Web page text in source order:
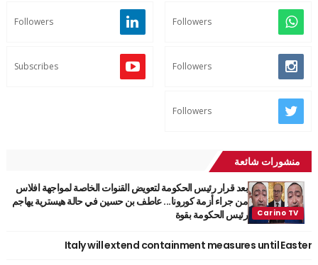
Followers
Followers
Followers
Subscribes
Followers
منشورات شائعة
بعد قرار رئيس الحكومة لتعويض القنوات الخاصة لمواجهة افلاس
من جراء أزمة كورونا... عاطف بن حسين في حالة هيسترية يهاجم
رئيس الحكومة بقوة
Italy will extend containment measures until Easter